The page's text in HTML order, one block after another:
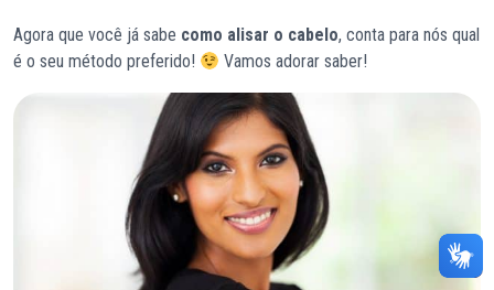
Agora que você já sabe como alisar o cabelo, conta para nós qual
é o seu método preferido!
Vamos adorar saber!